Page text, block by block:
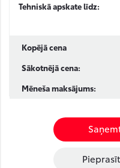
Tehniskā apskate līdz:
Kopējā cena
Sākotnējā cena:
Mēneša maksājums: